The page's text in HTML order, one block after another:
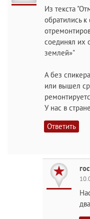
Из текста
обратились
соединял их
землей»"
А без
или вышел
У нас в
Ответить